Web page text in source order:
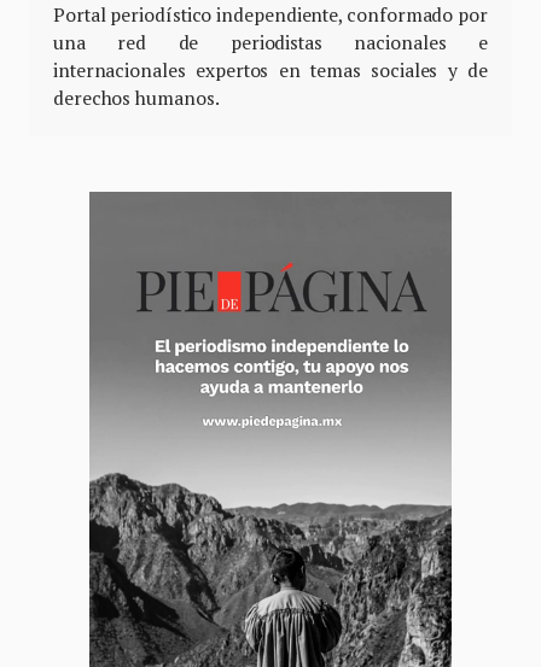
Portal periodístico independiente, conformado por
una red de periodistas nacionales e
internacionales expertos en temas sociales y de
derechos humanos.